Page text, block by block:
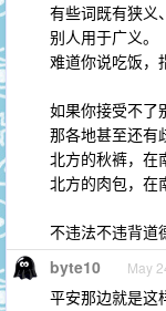
有些词既有狭义
别人用于广义。
难道你说吃饭，
如果你接受不了
那各地甚至还有
北方的秋裤，在
北方的肉包，在
不违法不违背道
byte10 May
平安那边就是这